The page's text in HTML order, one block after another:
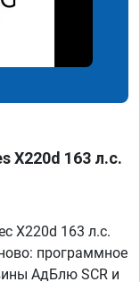
X220d 163 л.с.
X220d 163 л.с.
программное
АдБлю SCR и